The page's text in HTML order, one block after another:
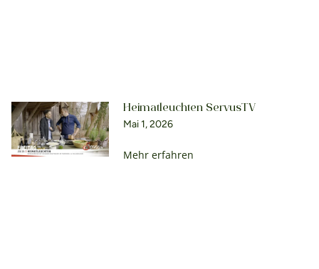
Heimatleuchten ServusTV
Mai 1, 2026
Mehr erfahren